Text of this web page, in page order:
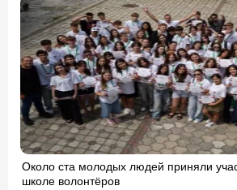
Около ста молодых людей приняли
школе волонтёров